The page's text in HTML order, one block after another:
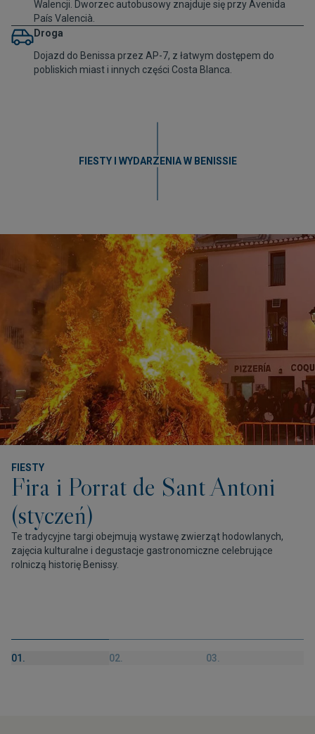
Walencji. Dworzec autobusowy znajduje się przy Avenida
País Valencià.
Droga
Dojazd do Benissa przez AP-7, z łatwym dostępem do
pobliskich miast i innych części Costa Blanca.
FIESTY I WYDARZENIA W BENISSIE
FIESTY
Fira i Porrat de Sant Antoni
(styczeń)
Te tradycyjne targi obejmują wystawę zwierząt hodowlanych,
zajęcia kulturalne i degustacje gastronomiczne celebrujące
rolniczą historię Benissy.
01. 02. 03.